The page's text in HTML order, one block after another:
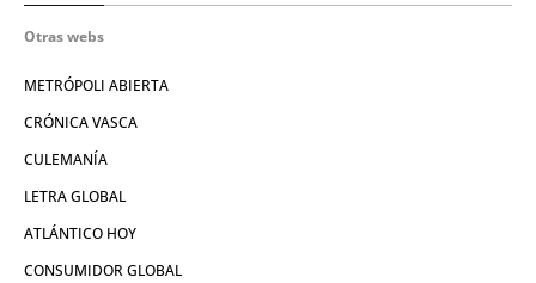
Otras webs
METRÓPOLI ABIERTA
CRÓNICA VASCA
CULEMANÍA
LETRA GLOBAL
ATLÁNTICO HOY
CONSUMIDOR GLOBAL